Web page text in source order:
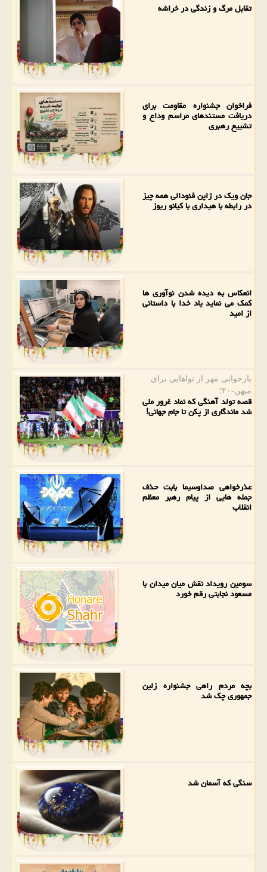
تقابل مرگ و زندگی در خراشه
فراخوان جشنواره مقاومت برای
دریافت مستندهای مراسم وداع و
تشییع رهبری
جان ویک در ژاپن فئودالی همه چیز
در رابطه با هیداری با کیانو ریوز
انعکاس به دیده شدن نوآوری ها
کمک می نماید یاد خدا با داستانی
از امید
بازخوانی مهر از نواهایی برای
میهن-۲۰؛
قصه تولد آهنگی که نماد غرور ملی
شد ماندگاری از پکن تا جام جهانی!
عذرخواهی صداوسیما بابت حذف
جمله هایی از پیام رهبر معظم
انقلاب
سومین رویداد نقش میان میدان با
مسعود نجابتی رقم خورد
بچه مردم راهی جشنواره زلین
جمهوری چک شد
سنگی که آسمان شد